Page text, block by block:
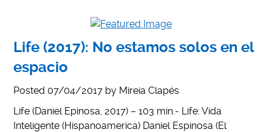
Life (2017): No estamos solos en el
espacio
Posted 07/04/2017 by Mireia Clapés
Life (Daniel Epinosa, 2017) – 103 min.- Life: Vida
Inteligente (Hispanoamerica) Daniel Espinosa (El